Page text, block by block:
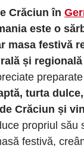
Crăciun în
este o
masa festivă
și
turta
Crăciun și
propriul său
festivă,